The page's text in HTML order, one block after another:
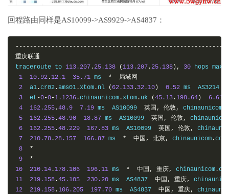
回程路由同样是AS10099->AS9929->AS4837：
重庆联通
traceroute to 113.207 .25.138 ( 113.207 .25.138), 30 hops max
1
10.92 . 12.1 35.71 ms *
局域网
2
  a1
.cr02 .ams01 .xtom . nl ( 62.133 . 32.10) 0.52 ms  AS3214
3
  et
-0-0-1.1236 .chinaunicom .xtom . uk (45.13 . 198.64) 6.61
4
162.255 .48.9 7.19 ms  AS10099 英国, 伦敦, chinaunicom
5
162.255 .48.90 18.87 ms  AS10099 英国, 伦敦,
chinaunicom
6
162.255 .48.229 167.83 ms  AS10099 英国, 伦敦,
7
210.78 .28.157 166.87 ms * 中国, 北京, chinaunicom .com
8
*
9
*
10
210.14 . 178.106 196.11 ms * 中国, 重庆, chinaunicom .com
11
219.158 .45.105 230.20 ms  AS4837 中国, 重庆,
12
219.158 . 106.205 197.70 ms  AS4837 中国, 重庆,